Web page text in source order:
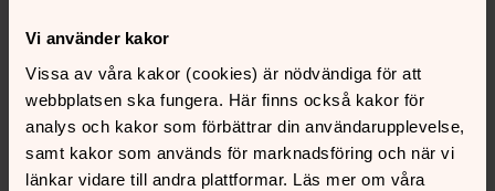
Vi använder kakor
Vissa av våra kakor (cookies) är nödvändiga för att
webbplatsen ska fungera. Här finns också kakor för
analys och kakor som förbättrar din användarupplevelse,
samt kakor som används för marknadsföring och när vi
länkar vidare till andra plattformar. Läs mer om våra
säljas inte vidare och delas inte utanför Svenska kyrkan
så länge Lunds domkyrka inte är skyldiga att göra så
enligt lag. Uppgifter överförs aldrig till ett land utanför
EU. Personuppgiftsansvarig är Lunds pastorat, Box 1096,
221 04 Lund. Telefon: 046-71 87 00 måndag–fredag kl.
8.30-16. E-post: